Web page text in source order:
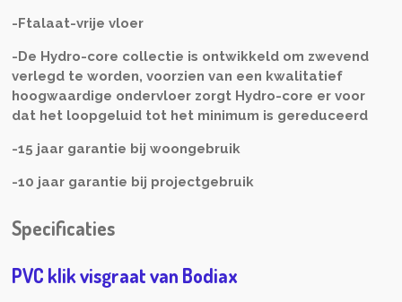
-Ftalaat-vrije vloer
-De Hydro-core collectie is ontwikkeld om zwevend
verlegd te worden, voorzien van een kwalitatief
hoogwaardige ondervloer zorgt Hydro-core er voor
dat het loopgeluid tot het minimum is gereduceerd
-15 jaar garantie bij woongebruik
-10 jaar garantie bij projectgebruik
Specificaties
PVC klik visgraat van Bodiax